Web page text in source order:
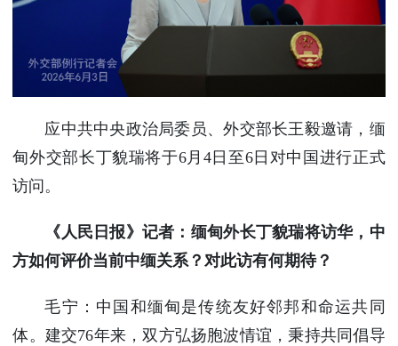
使
使馆信
导及部
门负责
联系方
影
应中共中央政治局委员、外交部长王毅邀请，缅
甸外交部长丁貌瑞将于6月4日至6日对中国进行正式
访问。
《人民日报》记者：缅甸外长丁貌瑞将访华，中
方如何评价当前中缅关系？对此访有何期待？
毛宁：中国和缅甸是传统友好邻邦和命运共同
体。建交76年来，双方弘扬胞波情谊，秉持共同倡导